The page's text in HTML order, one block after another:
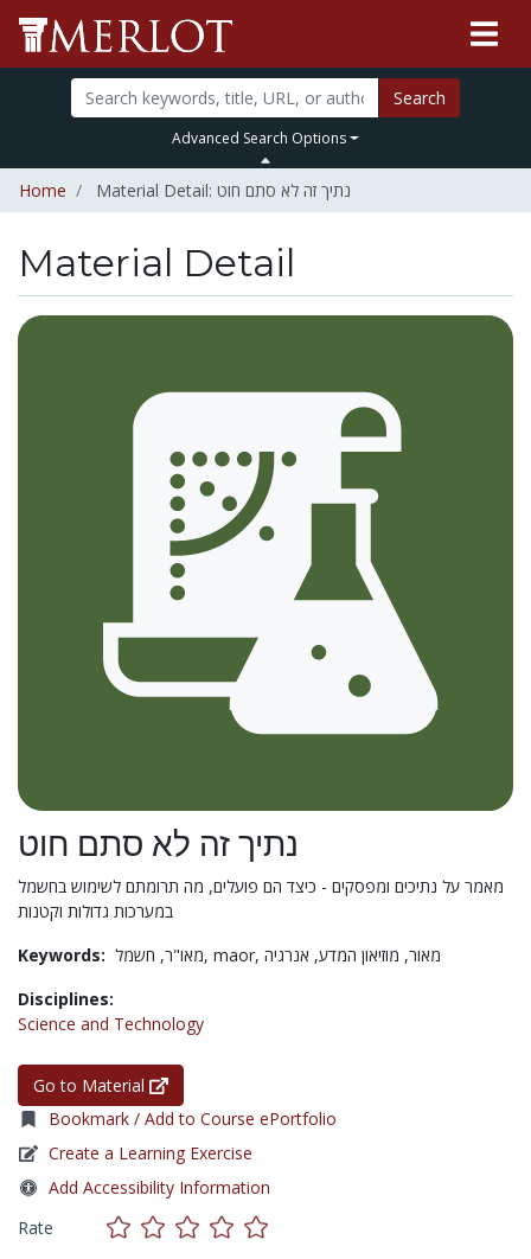
Search
Advanced Search Options
Home Material Detail: נתיך זה לא סתם חוט
Material Detail
נתיך זה לא סתם חוט
מאמר על נתיכים ומפסקים - כיצד הם פועלים, מה תרומתם לשימוש בחשמל
במערכות גדולות וקטנות
Keywords:
מאו"ר,חשמל, maor, מאור, מוזיאון המדע, אנרגיה
Disciplines:
Science and Technology
Go to Material
Bookmark / Add to Course ePortfolio
Create a Learning Exercise
Add Accessibility Information
Rate